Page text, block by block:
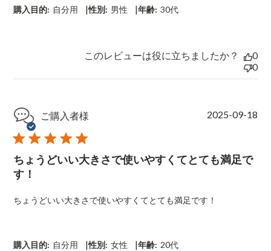
購入目的: 自分用 |性別: 男性 |年齢: 30代
このレビューは役に立ちましたか？
0
0
ご購入者様
ちょうどいい大きさで使いやすくてとても満足で
す！
ちょうどいい大きさで使いやすくてとても満足です！
購入目的: 自分用 |性別: 女性 |年齢: 20代
P
2025-09-18